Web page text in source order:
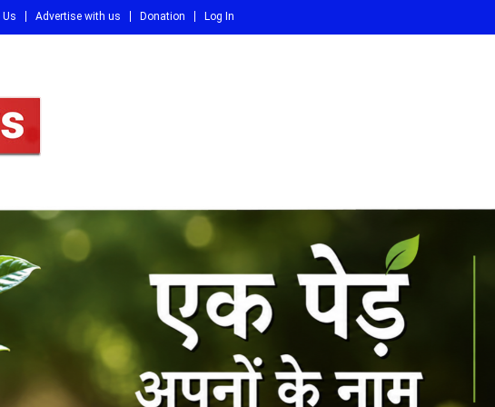
Us Advertise with us Donation Log In